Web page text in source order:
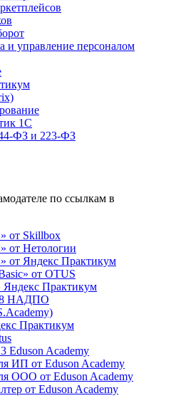
управление персоналом
1С
и 223‑ФЗ
по ссылкам в
от Skillbox
от Нетологии
от Яндекс Практикум
от OTUS
Яндекс Практикум
8 НАДПО
Практикум
Eduson Academy
ИП от Eduson Academy
ООО от Eduson Academy
от Eduson Academy